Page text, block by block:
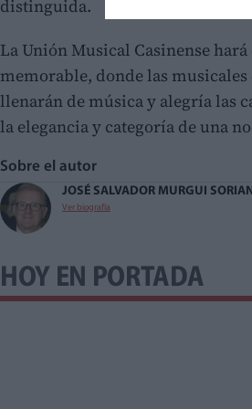
distinguida.
La Unión Musical Casinense
memorable, donde las
llenarán de música y alegría las
la elegancia y categoría de una
Sobre el autor
JOSÉ SALVADOR MURGUI
Ver biografía
HOY EN PORTADA